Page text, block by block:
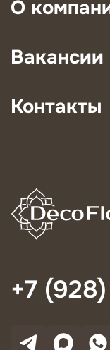
О
Вакансии
Контакты
+7